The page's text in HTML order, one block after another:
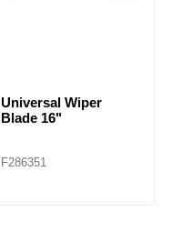
Universal Wiper
Blade 16"
F286351